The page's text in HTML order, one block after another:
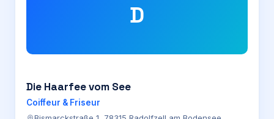
D
Die Haarfee vom See
Coiffeur & Friseur